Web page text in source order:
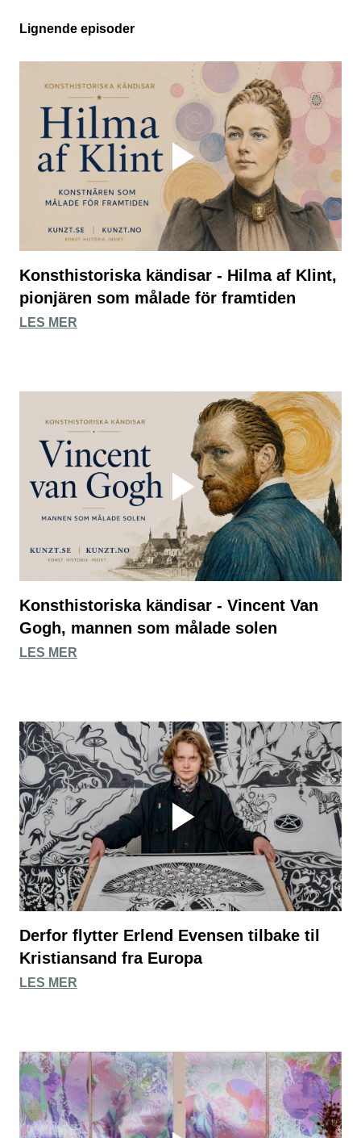
Lignende episoder
Konsthistoriska kändisar - Hilma af Klint,
pionjären som målade för framtiden
LES MER
Konsthistoriska kändisar - Vincent Van
Gogh, mannen som målade solen
LES MER
Derfor flytter Erlend Evensen tilbake til
Kristiansand fra Europa
LES MER